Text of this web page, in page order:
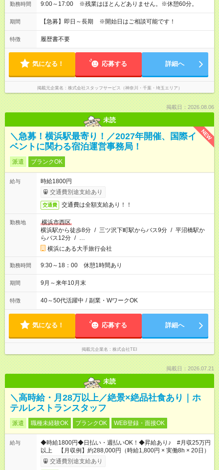
勤務時間 9:00～17:00 ※残業はほとんどありません。※休憩60分。
期間 【急募】即日～長期 ※開始日はご相談可能です！
特徴 履歴書不要
気になる！ 応募する 詳細へ
掲載元企業名 株式会社スタッフサービス（神奈川・千葉・埼玉エリア）
掲載日：2026.08.06
未読
NEW
＼急募！横浜駅最寄り！／2027年開催、国際イ
ベントに関わる宿泊運営事務局！
派遣 ブランクOK
給与
時給1800円
交通費別途支給あり
交通費 交通費は全額支給あり！！
勤務地
横浜市西区
横浜駅から徒歩8分 / 三ツ沢下町駅からバス9分 / 平沼橋駅か
らバス12分 / …
横浜にある大手旅行会社
勤務時間 9:30～18：00 休憩1時間あり
期間 9月～来年10月末
特徴 40～50代活躍中 / 副業・WワークOK
気になる！ 応募する 詳細へ
掲載元企業名 株式会社TEI
掲載日：2026.07.21
未読
＼高時給・月28万以上／絶景×絶品社食あり｜ホ
テルレストランスタッフ
派遣 職種未経験OK ブランクOK WEB登録・面接OK
給与
◆時給1800円◆日払い・週払いOK！◆昇給あり♪ #月収25万円
以上 【月収例】約288,000円（時給1,800円 × 実働8h × 20日）
交通費別途支給あり